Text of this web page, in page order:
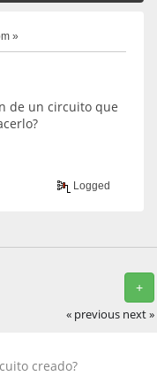
»
de un circuito que
Logged
+
« previous next »
creado?